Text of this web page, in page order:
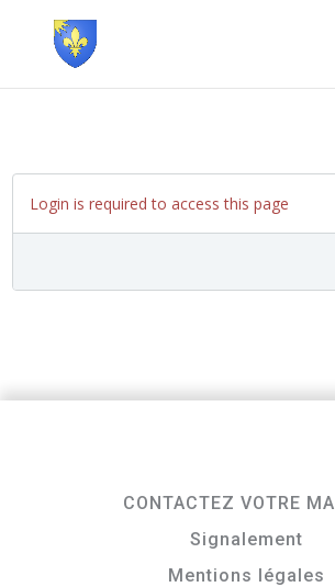
Login is required to access this page
CONTACTEZ VOTRE
Signalement
Mentions légales